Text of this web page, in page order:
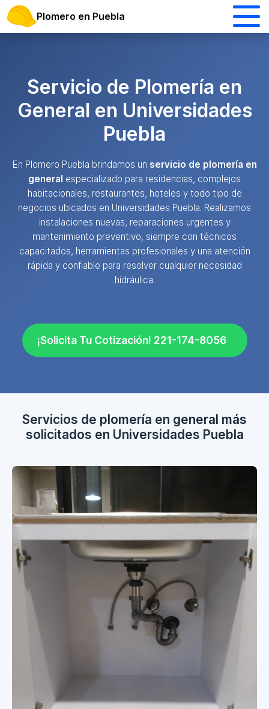
Plomero en Puebla
Servicio de Plomería en
General en Universidades
Puebla
En Plomero Puebla brindamos un servicio de plomería en
general especializado para residencias, complejos
habitacionales, restaurantes, hoteles y todo tipo de
negocios ubicados en Universidades Puebla. Realizamos
instalaciones nuevas, reparaciones urgentes y
mantenimiento preventivo, siempre con técnicos
capacitados, herramientas profesionales y una atención
rápida y confiable para resolver cualquier necesidad
hidráulica.
¡Solicita Tu Cotización! 221-174-8056
Servicios de plomería en general más
solicitados en Universidades Puebla